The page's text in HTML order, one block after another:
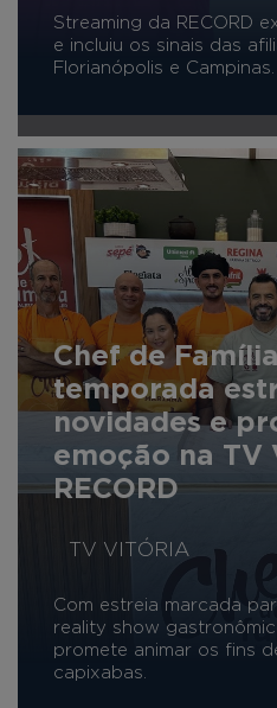
Streaming da RECORD
e incluiu os sinais das
Florianópolis e Campinas.
Chef de
temporada
novidades e
emoção na TV
RECORD
TV VITÓRIA
Com estreia marcada
reality show
promete animar os fins
capixabas.